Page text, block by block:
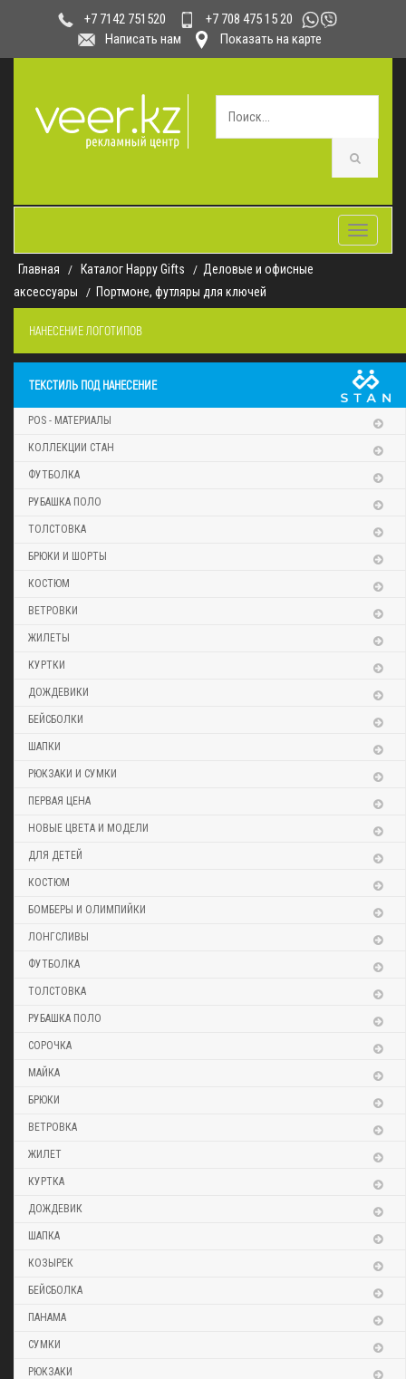
+7 7142 751520
+7 708 475 15 20
Написать нам
Показать на карте
Toggle
Главная
Каталог Happy Gifts
Деловые и офисные
аксессуары
Портмоне, футляры для ключей
НАНЕСЕНИЕ ЛОГОТИПОВ
ТЕКСТИЛЬ ПОД НАНЕСЕНИЕ
POS - МАТЕРИАЛЫ
КОЛЛЕКЦИИ СТАН
ФУТБОЛКА
РУБАШКА ПОЛО
ТОЛСТОВКА
БРЮКИ И ШОРТЫ
КОСТЮМ
ВЕТРОВКИ
ЖИЛЕТЫ
КУРТКИ
ДОЖДЕВИКИ
БЕЙСБОЛКИ
ШАПКИ
РЮКЗАКИ И СУМКИ
ПЕРВАЯ ЦЕНА
НОВЫЕ ЦВЕТА И МОДЕЛИ
ДЛЯ ДЕТЕЙ
КОСТЮМ
БОМБЕРЫ И ОЛИМПИЙКИ
ЛОНГСЛИВЫ
ФУТБОЛКА
ТОЛСТОВКА
РУБАШКА ПОЛО
СОРОЧКА
МАЙКА
БРЮКИ
ВЕТРОВКА
ЖИЛЕТ
КУРТКА
ДОЖДЕВИК
ШАПКА
КОЗЫРЕК
БЕЙСБОЛКА
ПАНАМА
СУМКИ
РЮКЗАКИ